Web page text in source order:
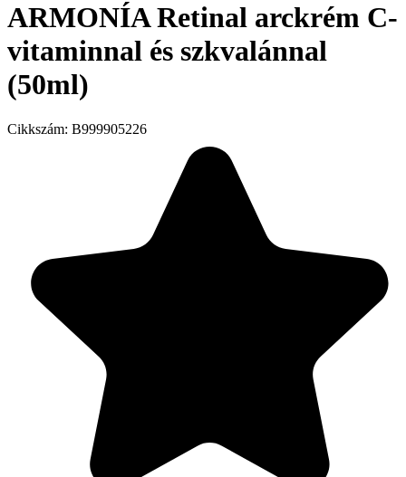
ARMONÍA Retinal arckrém C-
vitaminnal és szkvalánnal
(50ml)
Cikkszám: B999905226